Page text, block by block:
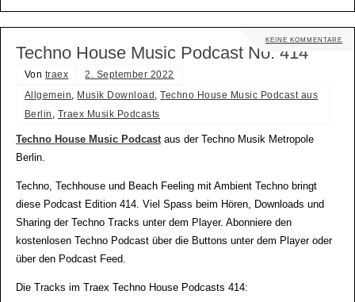
KEINE KOMMENTARE
Techno House Music Podcast No. 414
Von traex
2. September 2022
Allgemein, Musik Download ,Techno House Music Podcast aus
Berlin , Traex Musik Podcasts
Techno House Music Podcastaus der Techno Musik Metropole
Berlin.
Techno, Techhouse und Beach Feeling mit Ambient Techno bringt
diese Podcast Edition 414. Viel Spass beim Hören, Downloads und
Sharing der Techno Tracks unter dem Player. Abonniere den
kostenlosen Techno Podcast über die Buttons unter dem Player oder
über den Podcast Feed.
Die Tracks im Traex Techno House Podcasts 414: